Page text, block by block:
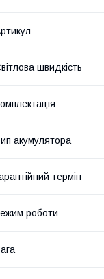
швидкість
акумулятора
термін
роботи